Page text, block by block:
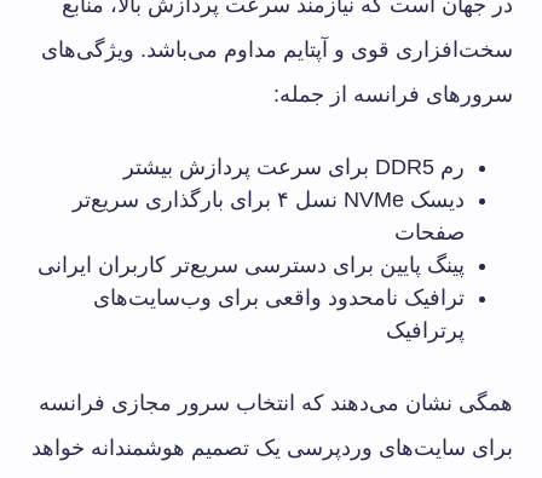
سخت‌افزاری قوی و آپتایم مداوم می‌باشد. ویژگی‌های
سرورهای فرانسه از جمله:
رم DDR5 برای سرعت پردازش بیشتر
دیسک NVMe نسل ۴ برای بارگذاری سریع‌تر
صفحات
پینگ پایین برای دسترسی سریع‌تر کاربران ایرانی
ترافیک نامحدود واقعی برای وب‌سایت‌های
پرترافیک
همگی نشان می‌دهند که انتخاب سرور مجازی فرانسه
برای سایت‌های وردپرسی یک تصمیم هوشمندانه خواهد